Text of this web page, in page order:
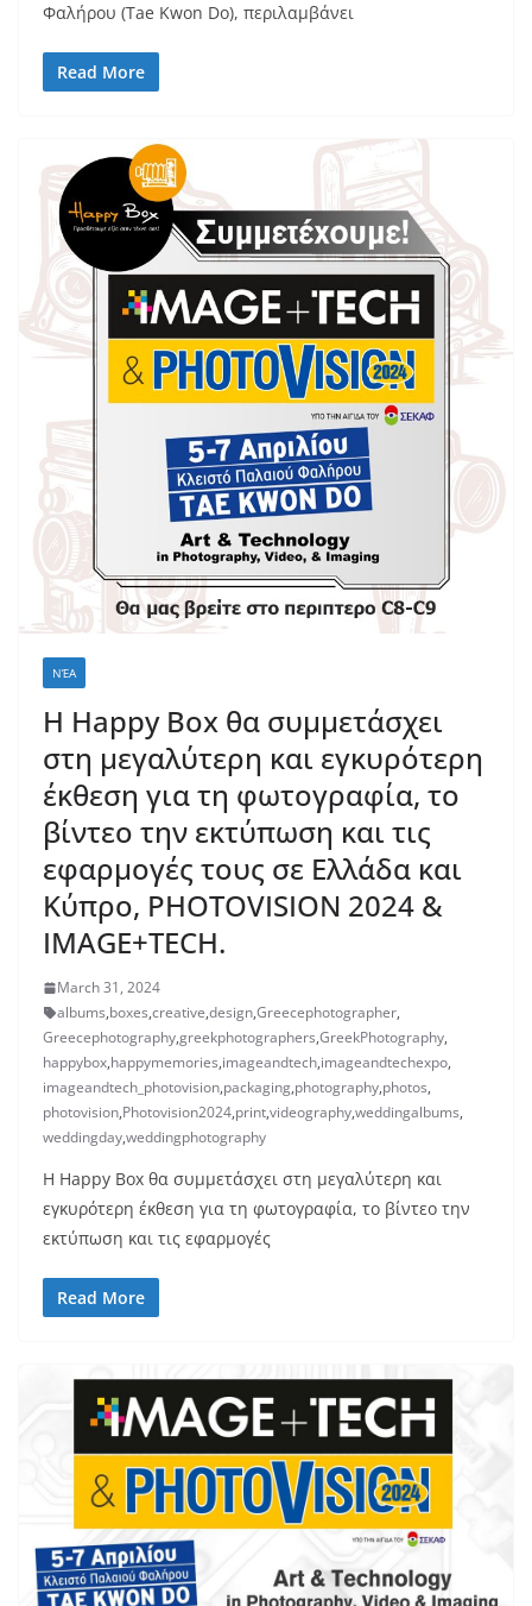
Φαλήρου (Tae Kwon Do), περιλαμβάνει
Read More
ΝΈΑ
Η Happy Box θα συμμετάσχει
στη μεγαλύτερη και εγκυρότερη
έκθεση για τη φωτογραφία, το
βίντεο την εκτύπωση και τις
εφαρμογές τους σε Ελλάδα και
Κύπρο, PHOTOVISION 2024 &
IMAGE+TECH.
March 31, 2024
albums,boxes,creative,design,Greecephotographer,
Greecephotography,greekphotographers,GreekPhotography,
happybox,happymemories,imageandtech,imageandtechexpo,
imageandtech_photovision,packaging,photography,photos,
photovision,Photovision2024,print,videography,weddingalbums,
weddingday,weddingphotography
Η Happy Box θα συμμετάσχει στη μεγαλύτερη και
εγκυρότερη έκθεση για τη φωτογραφία, το βίντεο την
εκτύπωση και τις εφαρμογές
Read More